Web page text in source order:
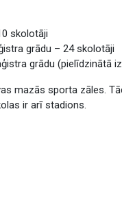
skolotāji
grādu – 24 skolotāji
grādu (pielīdzinātā
mazās sporta zāles.
ir arī stadions.